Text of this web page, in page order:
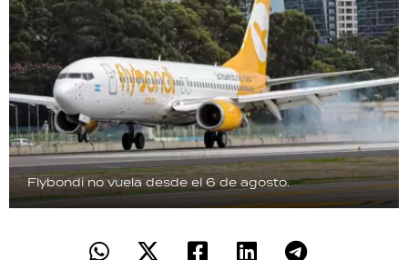
Flybondi no vuela desde el 6 de agosto.